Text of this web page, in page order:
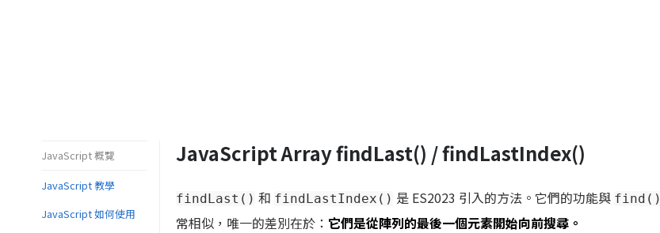
JavaScript Array findLast() / findLastIndex()
findLast() 和 findLastIndex() 是 ES2023 引入的方法。它們的功能與 find()
常相似，唯一的差別在於： 它們是從陣列的最後一個元素開始向前搜尋。
JavaScript 概覽
JavaScript 教學
JavaScript 如何使用